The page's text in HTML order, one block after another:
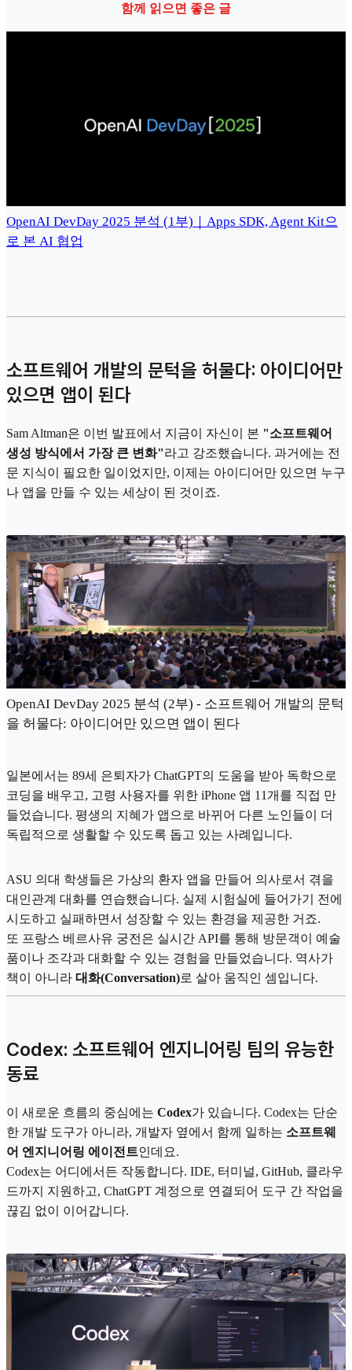
함께 읽으면 좋은 글
OpenAI DevDay 2025 분석 (1부)｜Apps SDK, Agent Kit으
로 본 AI 협업
소프트웨어 개발의 문턱을 허물다: 아이디어만
있으면 앱이 된다
Sam Altman은 이번 발표에서 지금이 자신이 본 "소프트웨어
생성 방식에서 가장 큰 변화"라고 강조했습니다. 과거에는 전
문 지식이 필요한 일이었지만, 이제는 아이디어만 있으면 누구
나 앱을 만들 수 있는 세상이 된 것이죠.
OpenAI DevDay 2025 분석 (2부) - 소프트웨어 개발의 문턱
을 허물다: 아이디어만 있으면 앱이 된다
일본에서는 89세 은퇴자가 ChatGPT의 도움을 받아 독학으로
코딩을 배우고, 고령 사용자를 위한 iPhone 앱 11개를 직접 만
들었습니다. 평생의 지혜가 앱으로 바뀌어 다른 노인들이 더
독립적으로 생활할 수 있도록 돕고 있는 사례입니다.
ASU 의대 학생들은 가상의 환자 앱을 만들어 의사로서 겪을
대인관계 대화를 연습했습니다. 실제 시험실에 들어가기 전에
시도하고 실패하면서 성장할 수 있는 환경을 제공한 거죠.
또 프랑스 베르사유 궁전은 실시간 API를 통해 방문객이 예술
품이나 조각과 대화할 수 있는 경험을 만들었습니다. 역사가
책이 아니라 대화(Conversation)로 살아 움직인 셈입니다.
Codex: 소프트웨어 엔지니어링 팀의 유능한
동료
이 새로운 흐름의 중심에는 Codex가 있습니다. Codex는 단순
한 개발 도구가 아니라, 개발자 옆에서 함께 일하는 소프트웨
어 엔지니어링 에이전트인데요.
Codex는 어디에서든 작동합니다. IDE, 터미널, GitHub, 클라우
드까지 지원하고, ChatGPT 계정으로 연결되어 도구 간 작업을
끊김 없이 이어갑니다.